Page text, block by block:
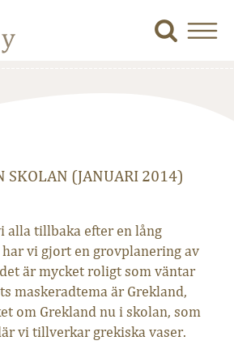
SKOLAN (JANUARI 2014)
alla tillbaka efter en lång
vi gjort en grovplanering av
är mycket roligt som väntar
maskeradtema är Grekland,
om Grekland nu i skolan, som
vi tillverkar grekiska vaser.